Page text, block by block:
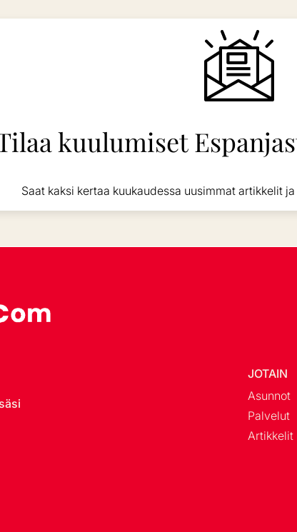
kuulumiset
Saat kaksi kertaa kuukaudessa uusimmat artikkelit
JOTAIN
Asunnot
Palvelut
Artikkelit